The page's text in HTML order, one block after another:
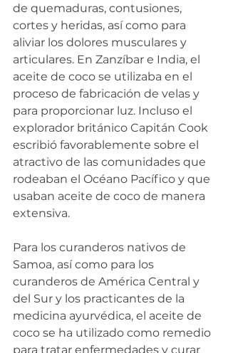
de quemaduras, contusiones,
cortes y heridas, así como para
aliviar los dolores musculares y
articulares. En Zanzíbar e India, el
aceite de coco se utilizaba en el
proceso de fabricación de velas y
para proporcionar luz. Incluso el
explorador británico Capitán Cook
escribió favorablemente sobre el
atractivo de las comunidades que
rodeaban el Océano Pacífico y que
usaban aceite de coco de manera
extensiva.
Para los curanderos nativos de
Samoa, así como para los
curanderos de América Central y
del Sur y los practicantes de la
medicina ayurvédica, el aceite de
coco se ha utilizado como remedio
para tratar enfermedades y curar